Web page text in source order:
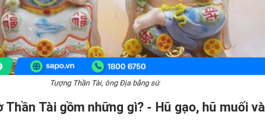
Tượng Thần Tài, ông Địa bằng sứ
Thần Tài gồm những gì? - Hũ gạo, hũ muối và